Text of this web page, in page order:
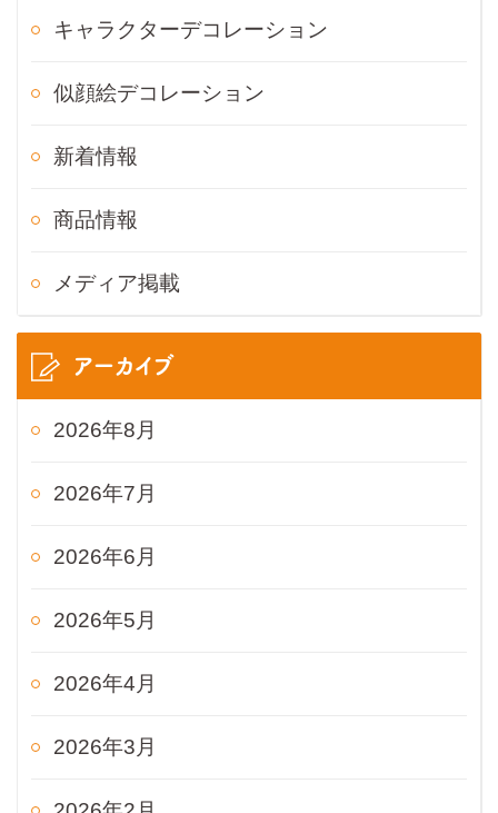
キャラクターデコレーション
似顔絵デコレーション
新着情報
商品情報
メディア掲載
アーカイブ
2026年8月
2026年7月
2026年6月
2026年5月
2026年4月
2026年3月